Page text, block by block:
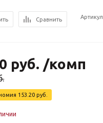
Сравнить Артикул
руб. /комп
153.20 руб.